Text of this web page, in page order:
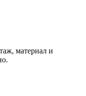
материал и